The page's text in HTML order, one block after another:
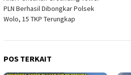
PLN Berhasil Dibongkar Polsek
Wolo, 15 TKP Terungkap
POS TERKAIT